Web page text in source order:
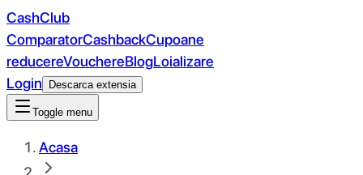
CashClub
ComparatorCashbackCupoane
reducereVouchereBlogLoializare
Login
Descarca extensia
Toggle menu
Acasa